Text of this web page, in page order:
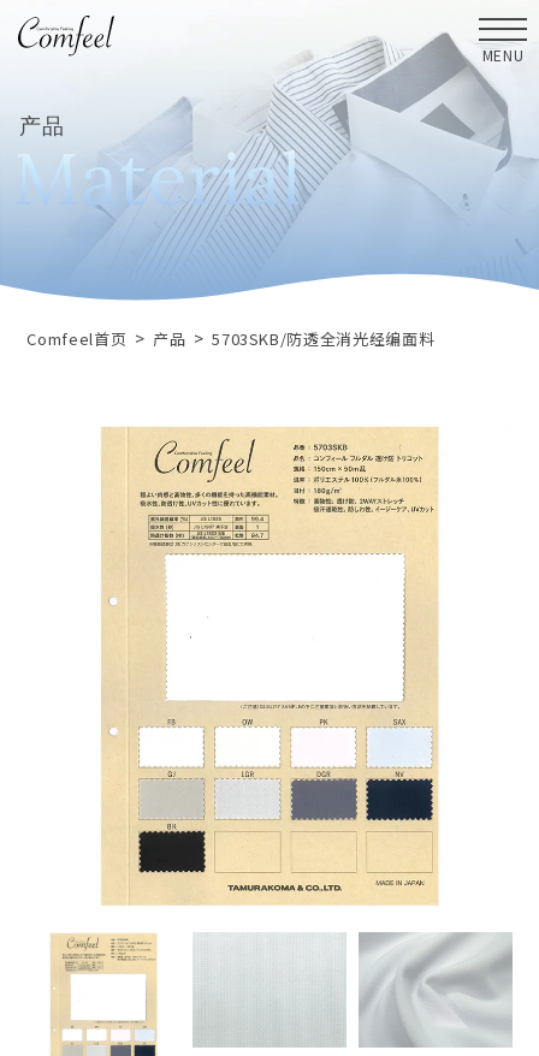
MENU
产品
Material
Comfeel首页 > 产品 > 5703SKB/防透全消光经编面料